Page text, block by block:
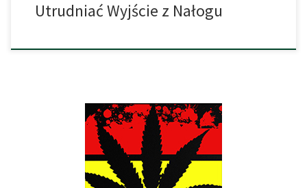
Utrudniać Wyjście z Nałogu